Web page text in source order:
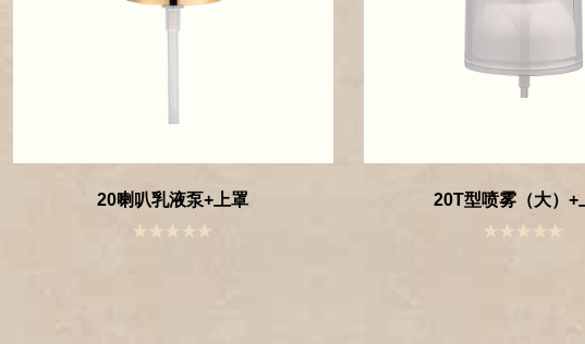
20喇叭乳液泵+上罩 20T型喷雾（大）+